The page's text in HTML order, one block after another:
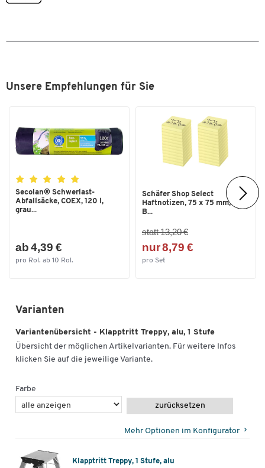
Plattformlänge [mm]
Unsere Empfehlungen für Sie
Secolan® Schwerlast-
Abfallsäcke, COEX, 120 l,
grau...
ab 4,39 €
pro Rol. ab 10 Rol.
Schäfer Shop Select
Haftnotizen, 75 x 75 mm, 100
B...
statt 13,20 €
nur 8,79 €
pro Set
Varianten
Variantenübersicht - Klapptritt Treppy, alu, 1 Stufe
Übersicht der möglichen Artikelvarianten. Für weitere Infos
klicken Sie auf die jeweilige Variante.
Farbe
zurücksetzen
Mehr Optionen im Konfigurator
Klapptritt Treppy, 1 Stufe, alu